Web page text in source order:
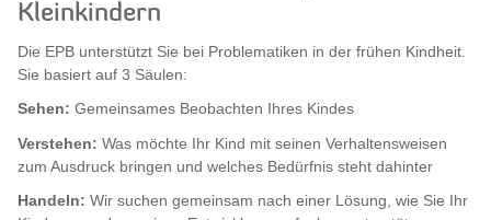
Kleinkindern
Die EPB unterstützt Sie bei Problematiken in der frühen Kindheit.
Sie basiert auf 3 Säulen:
Sehen: Gemeinsames Beobachten Ihres Kindes
Verstehen: Was möchte Ihr Kind mit seinen Verhaltensweisen
zum Ausdruck bringen und welches Bedürfnis steht dahinter
Handeln: Wir suchen gemeinsam nach einer Lösung, wie Sie Ihr